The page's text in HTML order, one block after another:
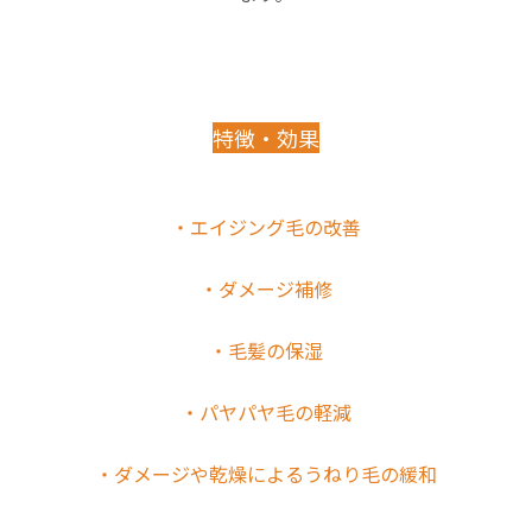
特徴・効果
・エイジング毛の改善
・ダメージ補修
・毛髪の保湿
・パヤパヤ毛の軽減
・ダメージや乾燥によるうねり毛の緩和